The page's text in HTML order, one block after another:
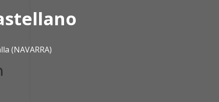
(NAVARRA)